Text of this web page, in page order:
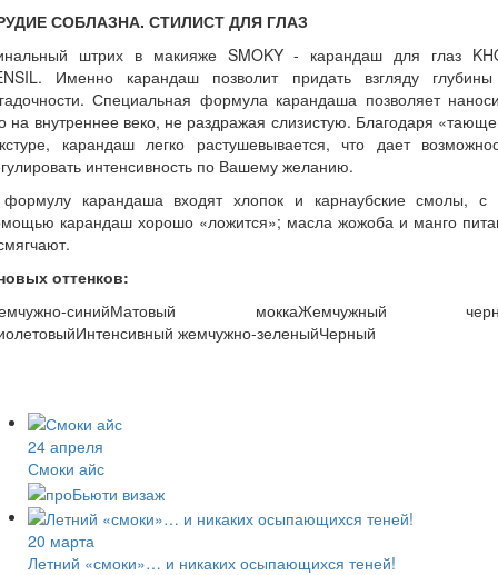
СОБЛАЗНА. СТИЛИСТ ДЛЯ ГЛАЗ
штрих в макияже SMOKY - карандаш для глаз
Именно карандаш позволит придать взгляду
Специальная формула карандаша позволяет
на внутреннее веко, не раздражая слизистую. Благодаря
карандаш легко растушевывается, что дает
интенсивность по Вашему желанию.
карандаша входят хлопок и карнаубские смолы, с
карандаш хорошо «ложится»; масла жожоба и манго
оттенков:
синийМатовый моккаЖемчужный
жемчужно-зеленыйЧерный
24 апреля
Смоки айс
20 марта
Летний «смоки»… и никаких осыпающихся теней!